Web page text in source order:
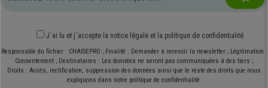
J´ai lu et j´accepte la notice légale et la politique de confidentialité
Responsable du fichier : CHAISEPRO ; Finalité : Demander à recevoir la newsletter ; Légitimation :
Consentement ; Destinataires : Les données ne seront pas communiquées à des tiers ;
Droits : Accès, rectification, suppression des données ainsi que le reste des droits que nous
expliquons dans notre politique de confidentialité.